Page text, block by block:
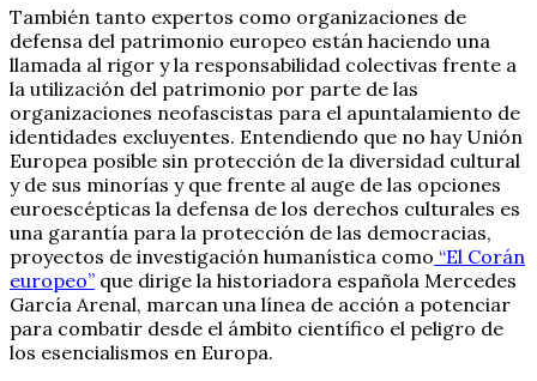
También tanto expertos como organizaciones de
defensa del patrimonio europeo están haciendo una
llamada al rigor y la responsabilidad colectivas frente a
la utilización del patrimonio por parte de las
organizaciones neofascistas para el apuntalamiento de
identidades excluyentes. Entendiendo que no hay Unión
Europea posible sin protección de la diversidad cultural
y de sus minorías y que frente al auge de las opciones
euroescépticas la defensa de los derechos culturales es
una garantía para la protección de las democracias,
proyectos de investigación humanística como “El Corán
europeo” que dirige la historiadora española Mercedes
García Arenal, marcan una línea de acción a potenciar
para combatir desde el ámbito científico el peligro de
los esencialismos en Europa.